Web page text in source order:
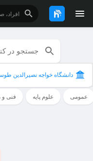
دانشگاه خواجه نصیرالدین
عمومی علوم پایه فنی